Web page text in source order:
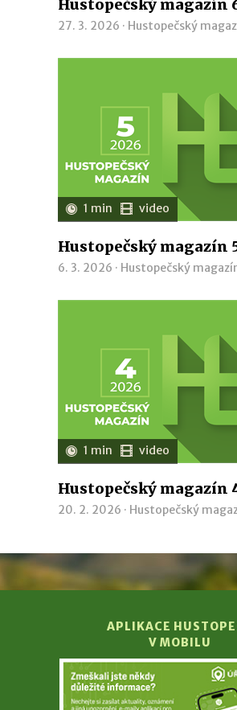
Hustopečský magazín
27. 3. 2026 · Hustopečský
1 min video
Hustopečský magazín
6. 3. 2026 · Hustopečský
1 min video
Hustopečský magazín
20. 2. 2026 · Hustopečský
APLIKACE
V MOBILU